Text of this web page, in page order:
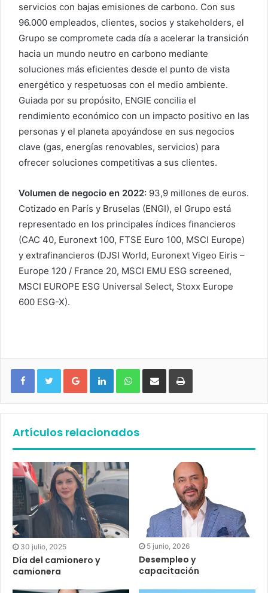
servicios con bajas emisiones de carbono. Con sus
96.000 empleados, clientes, socios y stakeholders, el
Grupo se compromete cada día a acelerar la transición
hacia un mundo neutro en carbono mediante
soluciones más eficientes desde el punto de vista
energético y respetuosas con el medio ambiente.
Guiada por su propósito, ENGIE concilia el
rendimiento económico con un impacto positivo en las
personas y el planeta apoyándose en sus negocios
clave (gas, energías renovables, servicios) para
ofrecer soluciones competitivas a sus clientes.
Volumen de negocio en 2022: 93,9 millones de euros.
Cotizado en París y Bruselas (ENGI), el Grupo está
representado en los principales índices financieros
(CAC 40, Euronext 100, FTSE Euro 100, MSCI Europe)
y extrafinancieros (DJSI World, Euronext Vigeo Eiris –
Europe 120 / France 20, MSCI EMU ESG screened,
MSCI EUROPE ESG Universal Select, Stoxx Europe
600 ESG-X).
Google+ LinkedIn WhatsApp
Artículos relacionados
30 julio, 2025
Día del camionero y
camionera
5 junio, 2026
Desempleo y
capacitación